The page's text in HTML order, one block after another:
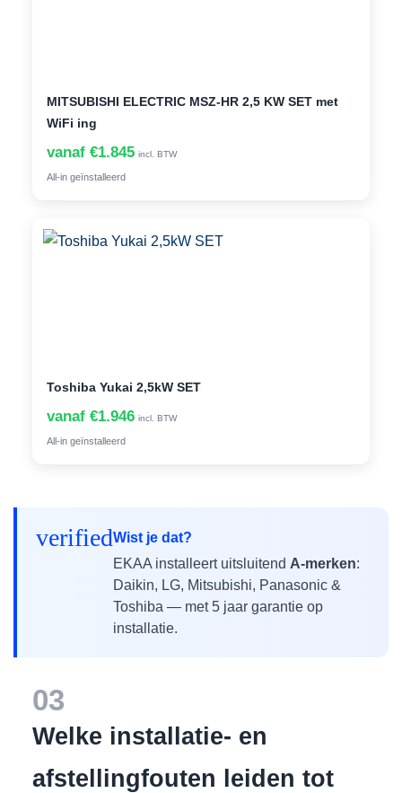
MITSUBISHI ELECTRIC MSZ-HR 2,5 KW SET met
WiFi ing
vanaf €1.845 incl. BTW
All-in geïnstalleerd
Toshiba Yukai 2,5kW SET
vanaf €1.946 incl. BTW
All-in geïnstalleerd
verifiedWist je dat?
EKAA installeert uitsluitend A-merken:
Daikin, LG, Mitsubishi, Panasonic &
Toshiba — met 5 jaar garantie op
installatie.
03
Welke installatie- en
afstellingfouten leiden tot